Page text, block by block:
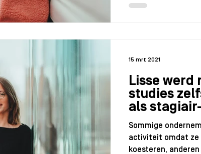
Lisse werd
studies
als
Sommige
activiteit omdat ze
koesteren,
15 mrt 2021